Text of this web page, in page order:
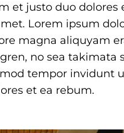
et justo duo dolores
Lorem ipsum
magna aliquyam
no sea
tempor invidunt
et ea rebum.